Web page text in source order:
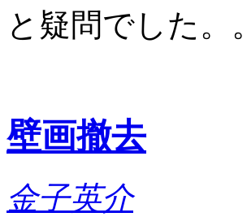
と疑問でした。。
壁画撤去
金子英介